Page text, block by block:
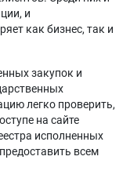
и
как бизнес, так и
закупок и
легко проверить,
на сайте
исполненных
всем